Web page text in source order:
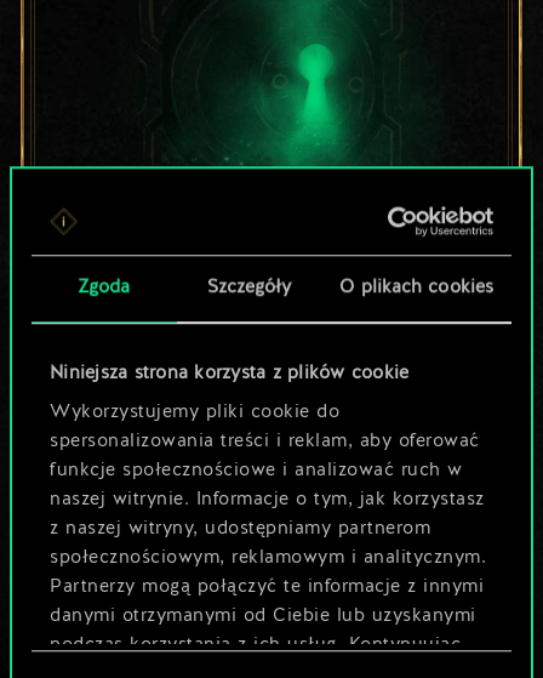
Zgoda Szczegóły O plikach cookies
Niniejsza strona korzysta z plików cookie
Wykorzystujemy pliki cookie do
spersonalizowania treści i reklam, aby oferować
funkcje społecznościowe i analizować ruch w
naszej witrynie. Informacje o tym, jak korzystasz
z naszej witryny, udostępniamy partnerom
społecznościowym, reklamowym i analitycznym.
Partnerzy mogą połączyć te informacje z innymi
danymi otrzymanymi od Ciebie lub uzyskanymi
podczas korzystania z ich usług. Kontynuując
Lubisz grać tą talią?
Pomóż społeczności
odkryć jej
potencjał!
Nazwij talię i opisz swoją strategię
Edytuj talię